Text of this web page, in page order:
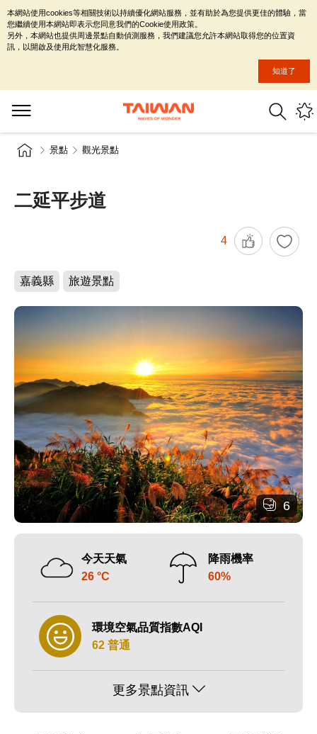
景點 觀光景點
二延平步道
4
嘉義縣 旅遊景點
6
今天天氣
26 °C
降雨機率
60%
環境空氣品質指數AQI
62 普通
更多景點資訊
本網站使用cookies等相關技術以持續優化網站服務，並有助於為您提供更佳的體驗，當
您繼續使用本網站即表示您同意我們的Cookie使用政策。
另外，本網站也提供周邊景點自動偵測服務，我們建議您允許本網站取得您的位置資
訊，以開啟及使用此智慧化服務。
知道了